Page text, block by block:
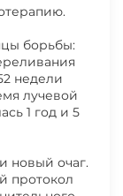
борьбы:
недели
лучевой
1 год и 5
новый очаг.
протокол